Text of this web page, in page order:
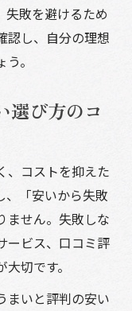
失敗を避けるため
認し、自分の理想
。
選び方のコ
、コストを抑えた
、「安いから失敗
ません。失敗しな
ービス、口コミ評
切です。
まいと評判の安い